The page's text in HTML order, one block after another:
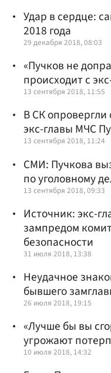
Удар в сердце:
2018 года
29 декабря 2018, 08:03
«Пучков не
происходит с
13 сентября 2018, 11:55
В СК опровергли
экс-главы МЧС
13 сентября 2018, 11:24
СМИ: Пучкова
по уголовному
13 сентября 2018, 09:33
Источник: экс-
зампредом
безопасности
31 июля 2018, 13:38
Неудачное
бывшего
26 июля 2018, 19:15
«Лучше бы вы
угрожают
10 июля 2018, 14:32